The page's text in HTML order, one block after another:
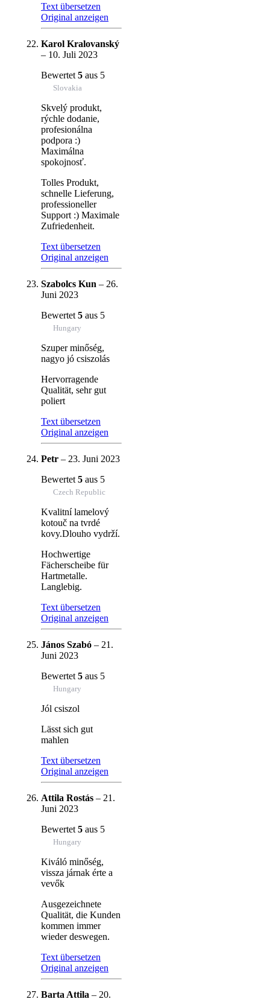
Text übersetzen
Original anzeigen
Karol Kralovanský
– 10. Juli 2023
Bewertet 5 aus 5
Slovakia
Skvelý produkt,
rýchle dodanie,
profesionálna
podpora :)
Maximálna
spokojnosť.
Tolles Produkt,
schnelle Lieferung,
professioneller
Support :) Maximale
Zufriedenheit.
Text übersetzen
Original anzeigen
Szabolcs Kun – 26.
Juni 2023
Bewertet 5 aus 5
Hungary
Szuper minőség,
nagyo jó csiszolás
Hervorragende
Qualität, sehr gut
poliert
Text übersetzen
Original anzeigen
Petr – 23. Juni 2023
Bewertet 5 aus 5
Czech Republic
Kvalitní lamelový
kotouč na tvrdé
kovy.Dlouho vydrží.
Hochwertige
Fächerscheibe für
Hartmetalle.
Langlebig.
Text übersetzen
Original anzeigen
János Szabó – 21.
Juni 2023
Bewertet 5 aus 5
Hungary
Jól csiszol
Lässt sich gut
mahlen
Text übersetzen
Original anzeigen
Attila Rostás – 21.
Juni 2023
Bewertet 5 aus 5
Hungary
Kiváló minőség,
vissza járnak érte a
vevők
Ausgezeichnete
Qualität, die Kunden
kommen immer
wieder deswegen.
Text übersetzen
Original anzeigen
Barta Attila – 20.